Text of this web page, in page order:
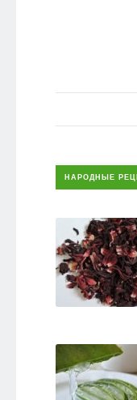
НАРОДНЫЕ